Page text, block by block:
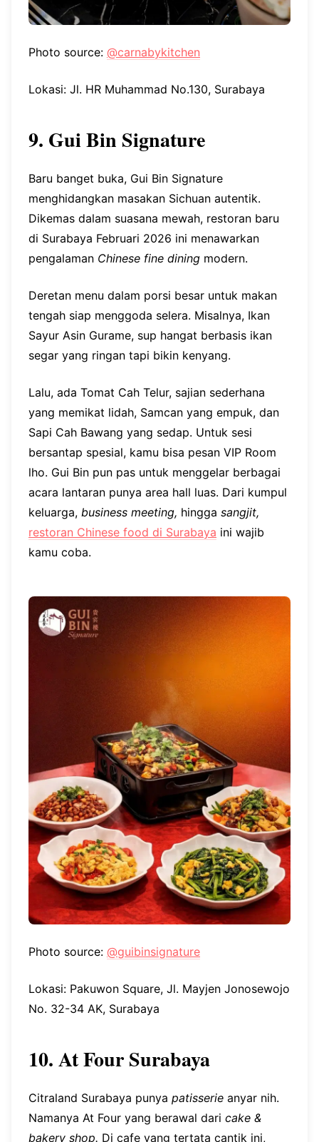
Photo source: @carnabykitchen
Lokasi: Jl. HR Muhammad No.130, Surabaya
9. Gui Bin Signature
Baru banget buka, Gui Bin Signature
menghidangkan masakan Sichuan autentik.
Dikemas dalam suasana mewah, restoran baru
di Surabaya Februari 2026 ini menawarkan
pengalaman Chinese fine dining modern.
Deretan menu dalam porsi besar untuk makan
tengah siap menggoda selera. Misalnya, Ikan
Sayur Asin Gurame, sup hangat berbasis ikan
segar yang ringan tapi bikin kenyang.
Lalu, ada Tomat Cah Telur, sajian sederhana
yang memikat lidah, Samcan yang empuk, dan
Sapi Cah Bawang yang sedap. Untuk sesi
bersantap spesial, kamu bisa pesan VIP Room
lho. Gui Bin pun pas untuk menggelar berbagai
acara lantaran punya area hall luas. Dari kumpul
keluarga, business meeting, hingga sangjit,
restoran Chinese food di Surabaya ini wajib
kamu coba.
Photo source: @guibinsignature
Lokasi: Pakuwon Square, Jl. Mayjen Jonosewojo
No. 32-34 AK, Surabaya
10. At Four Surabaya
Citraland Surabaya punya patisserie anyar nih.
Namanya At Four yang berawal dari cake &
bakery shop. Di cafe yang tertata cantik ini,